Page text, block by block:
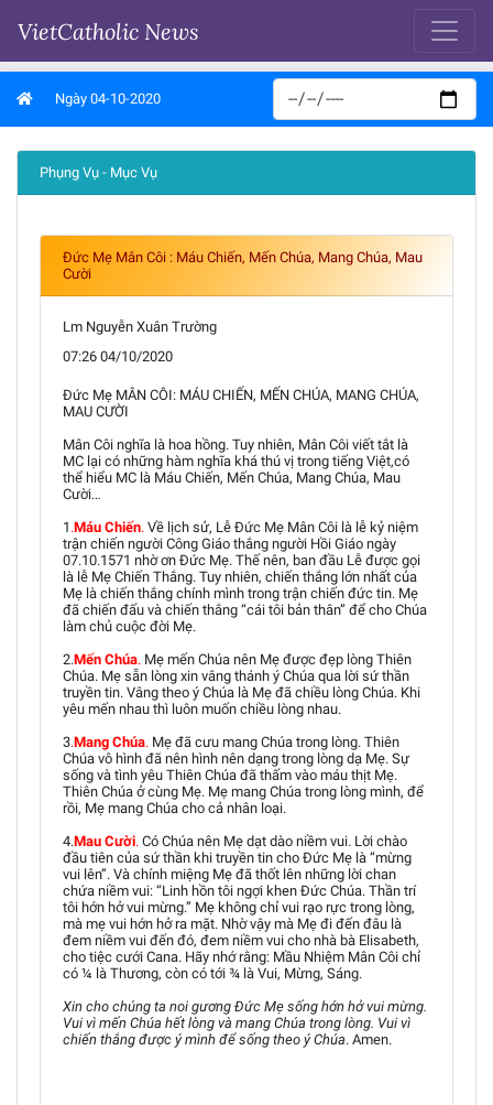
VietCatholic News
Ngày 04-10-2020
Phụng Vụ - Mục Vụ
Đức Mẹ Mân Côi : Máu Chiến, Mến Chúa, Mang Chúa, Mau
Cười
Lm Nguyễn Xuân Trường
07:26 04/10/2020
Đức Mẹ MÂN CÔI: MÁU CHIẾN, MẾN CHÚA, MANG CHÚA,
MAU CƯỜI
Mân Côi nghĩa là hoa hồng. Tuy nhiên, Mân Côi viết tắt là
MC lại có những hàm nghĩa khá thú vị trong tiếng Việt,có
thể hiểu MC là Máu Chiến, Mến Chúa, Mang Chúa, Mau
Cười…
1 .Máu Chiến. Về lịch sử, Lễ Đức Mẹ Mân Côi là lễ kỷ niệm
trận chiến người Công Giáo thắng người Hồi Giáo ngày
07.10.1571 nhờ ơn Đức Mẹ. Thế nên, ban đầu Lễ được gọi
là lễ Mẹ Chiến Thắng. Tuy nhiên, chiến thắng lớn nhất của
Mẹ là chiến thắng chính mình trong trận chiến đức tin. Mẹ
đã chiến đấu và chiến thắng “cái tôi bản thân” để cho Chúa
làm chủ cuộc đời Mẹ.
2.Mến Chúa. Mẹ mến Chúa nên Mẹ được đẹp lòng Thiên
Chúa. Mẹ sẵn lòng xin vâng thánh ý Chúa qua lời sứ thần
truyền tin. Vâng theo ý Chúa là Mẹ đã chiều lòng Chúa. Khi
yêu mến nhau thì luôn muốn chiều lòng nhau.
3.Mang Chúa. Mẹ đã cưu mang Chúa trong lòng. Thiên
Chúa vô hình đã nên hình nên dạng trong lòng dạ Mẹ. Sự
sống và tình yêu Thiên Chúa đã thấm vào máu thịt Mẹ.
Thiên Chúa ở cùng Mẹ. Mẹ mang Chúa trong lòng mình, để
rồi, Mẹ mang Chúa cho cả nhân loại.
4.Mau Cười. Có Chúa nên Mẹ dạt dào niềm vui. Lời chào
đầu tiên của sứ thần khi truyền tin cho Đức Mẹ là “mừng
vui lên”. Và chính miệng Mẹ đã thốt lên những lời chan
chứa niềm vui: “Linh hồn tôi ngợi khen Đức Chúa. Thần trí
tôi hớn hở vui mừng.” Mẹ không chỉ vui rạo rực trong lòng,
mà mẹ vui hớn hở ra mặt. Nhờ vậy mà Mẹ đi đến đâu là
đem niềm vui đến đó, đem niềm vui cho nhà bà Elisabeth,
cho tiệc cưới Cana. Hãy nhớ rằng: Mầu Nhiệm Mân Côi chỉ
có ¼ là Thương, còn có tới ¾ là Vui, Mừng, Sáng.
Xin cho chúng ta noi gương Đức Mẹ sống hớn hở vui mừng.
Vui vì mến Chúa hết lòng và mang Chúa trong lòng. Vui vì
chiến thắng được ý mình để sống theo ý Chúa. Amen.